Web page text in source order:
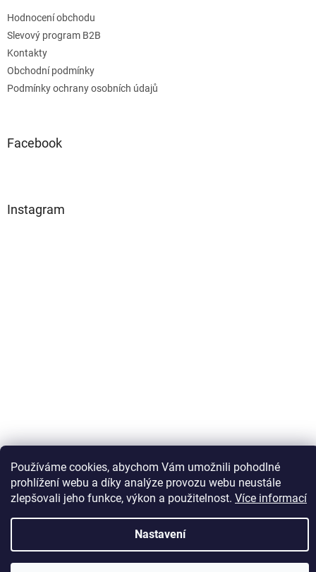
Používáme cookies, abychom Vám umožnili pohodlné
prohlížení webu a díky analýze provozu webu neustále
zlepšovali jeho funkce, výkon a použitelnost. Více informací
Nastavení
Hodnocení obchodu
Slevový program B2B
Kontakty
Obchodní podmínky
Podmínky ochrany osobních údajů
Facebook
Instagram
Sledovat na Instagramu
Copyright 2026Kaps comm. Všechna práva vyhrazena.